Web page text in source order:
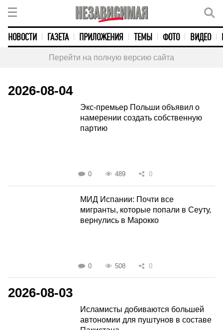
НОВОСТИ ГАЗЕТА ПРИЛОЖЕНИЯ ТЕМЫ ФОТО ВИДЕО
Перейти на полную версию сайта
2026-08-04
Экс-премьер Польши объявил о
намерении создать собственную
партию
0 489 0
МИД Испании: Почти все
мигранты, которые попали в Сеуту,
вернулись в Марокко
0 508 0
2026-08-03
Исламисты добиваются большей
автономии для пуштунов в составе